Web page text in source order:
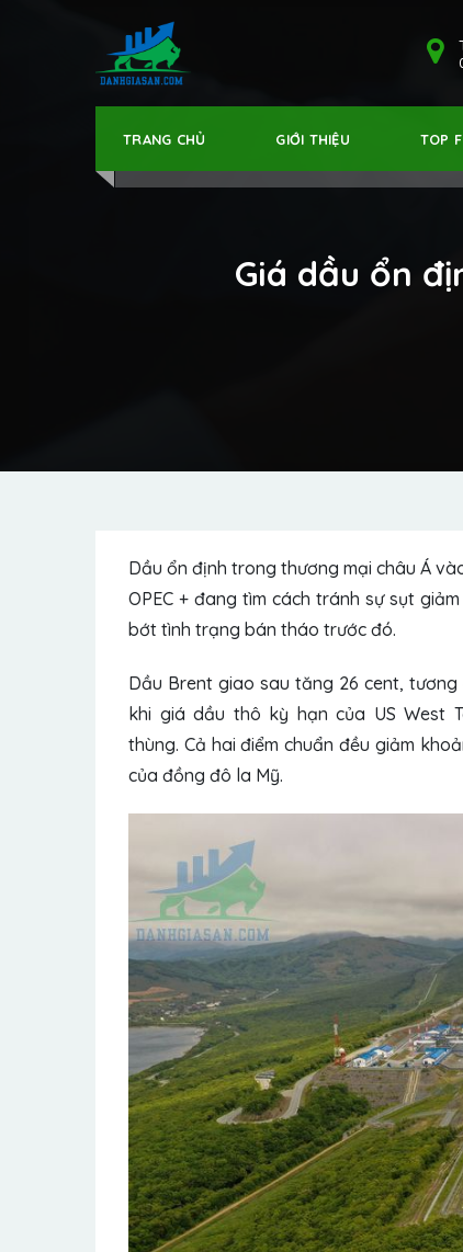
TRANG CHỦ GIỚI THIỆU TOP
Giá dầu ổn
Dầu ổn định trong thương mại châu Á
OPEC + đang tìm cách tránh sự sụt
bớt tình trạng bán tháo trước đó.
Dầu Brentgiao sau tăng 26 cent, tương
khi giá dầu thô kỳ hạn của US West
thùng. Cả hai điểm chuẩn đều giảm
của đồng đô la Mỹ.